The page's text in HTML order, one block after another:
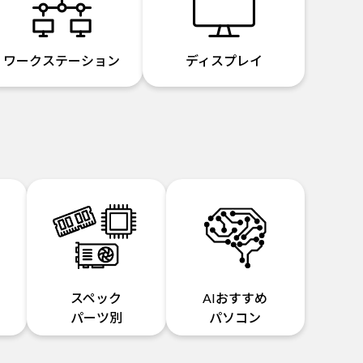
ワークステーション ディスプレイ
スペック
パーツ別
AIおすすめ
パソコン